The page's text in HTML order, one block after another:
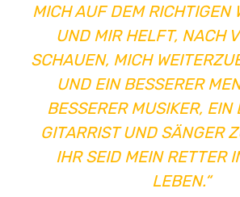
MICH AUF DEM RICHTIGEN
UND MIR HELFT, NACH
SCHAUEN, MICH
UND EIN BESSERER
BESSERER MUSIKER, EIN
GITARRIST UND SÄNGER
IHR SEID MEIN RETTER
LEBEN.“